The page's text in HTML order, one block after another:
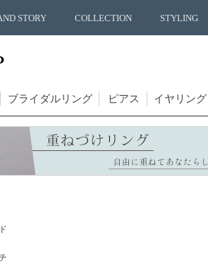
STORY COLLECTION STYLING
ブライダルリング ピアス イヤリング